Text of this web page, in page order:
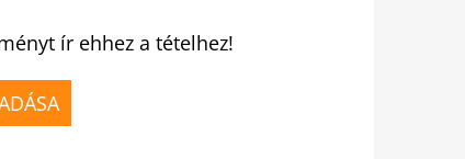
ír ehhez a tételhez!